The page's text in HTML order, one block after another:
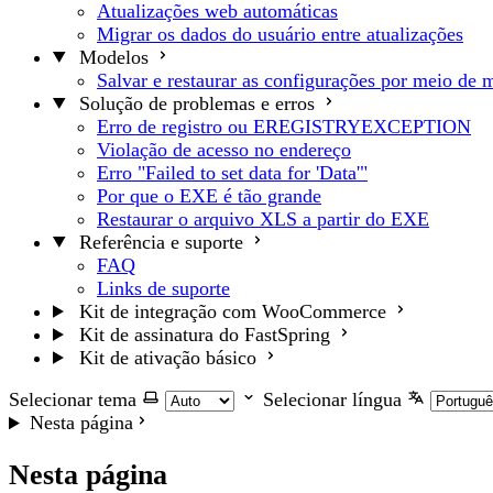
Atualizações web automáticas
Migrar os dados do usuário entre atualizações
Modelos
Salvar e restaurar as configurações por meio de
Solução de problemas e erros
Erro de registro ou EREGISTRYEXCEPTION
Violação de acesso no endereço
Erro "Failed to set data for 'Data'"
Por que o EXE é tão grande
Restaurar o arquivo XLS a partir do EXE
Referência e suporte
FAQ
Links de suporte
Kit de integração com WooCommerce
Kit de assinatura do FastSpring
Kit de ativação básico
Selecionar tema
Selecionar língua
Nesta página
Nesta página